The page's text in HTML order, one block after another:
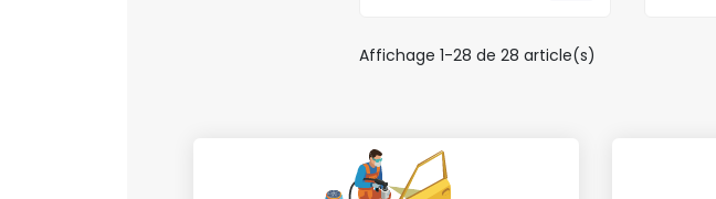
Affichage 1-28 de 28 article(s)